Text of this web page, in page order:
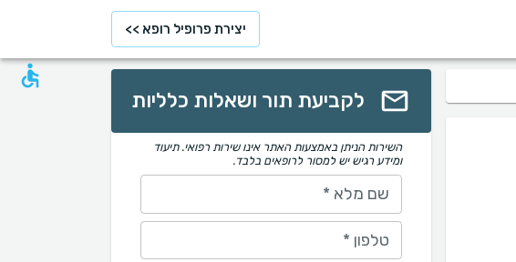
יצירת פרופיל רופא >>
לקביעת תור ושאלות כלליות
השירות הניתן באמצעות האתר אינו שירות רפואי. תיעוד
ומידע רגיש יש למסור לרופאים בלבד.
שם מלא *
טלפון *